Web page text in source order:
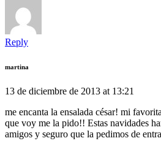
Reply
martina
13 de diciembre de 2013 at 13:21
me encanta la ensalada césar! mi
que voy me la pido!! Estas navidades
amigos y seguro que la pedimos de